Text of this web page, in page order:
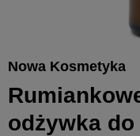
Nowa Kosmetyka
odżywka do